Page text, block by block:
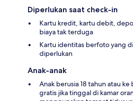
Diperlukan saat check-in
Kartu kredit, kartu debit,
biaya tak terduga
Kartu identitas berfoto yang
diperlukan
Anak-anak
Anak berusia 18 tahun atau
gratis jika tinggal di kamar